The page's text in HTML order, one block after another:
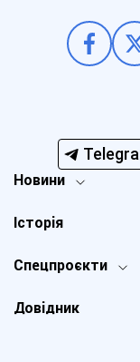
Новини
Спецпроєкти
Історія
Довідник